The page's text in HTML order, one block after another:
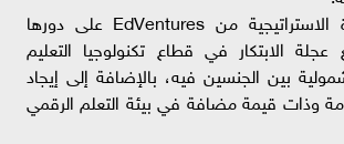
تؤكد هذه الخطوة الاستراتيجية من EdVentures على دورها
الابتكار في قطاع تكنولوجيا التعليم
بين الجنسين فيه، بالإضافة إلى إيجاد
قيمة مضافة في بيئة التعلم الرقمي